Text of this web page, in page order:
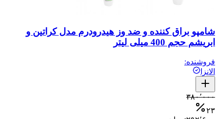
شامپو براق کننده و ضد وز هیدرودرم مدل کراتین و
ابریشم حجم 400 میلی لیتر
فروشنده:
الانزا
۳۸۰٬۰۰۰
۲۳